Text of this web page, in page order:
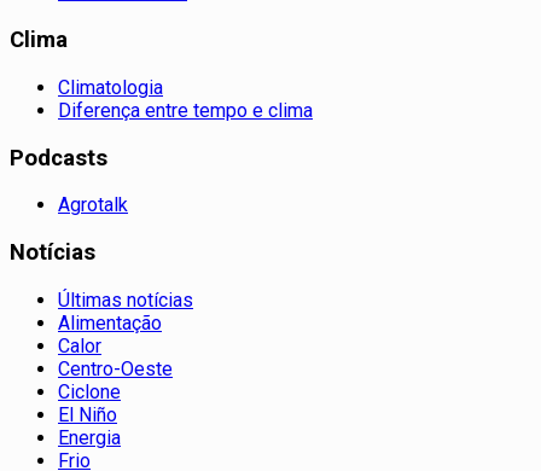
Clima
Climatologia
Diferença entre tempo e clima
Podcasts
Agrotalk
Notícias
Últimas notícias
Alimentação
Calor
Centro-Oeste
Ciclone
El Niño
Energia
Frio